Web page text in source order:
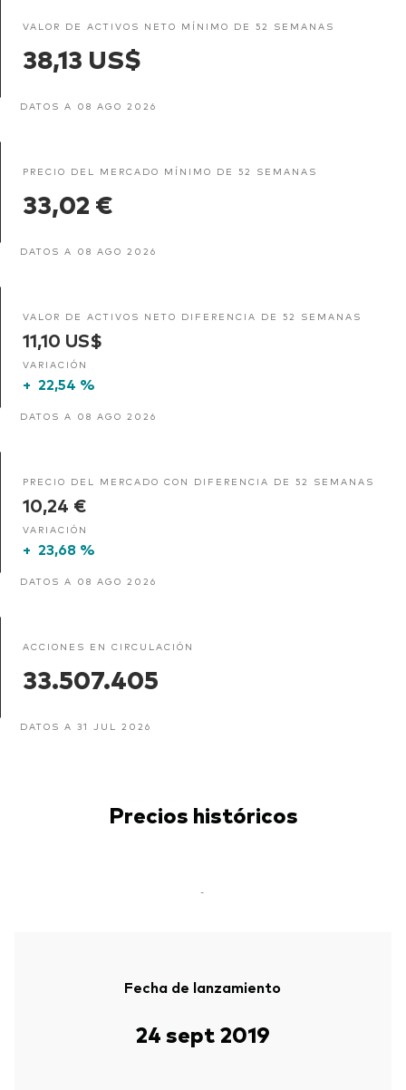
VALOR DE ACTIVOS NETO MÍNIMO DE 52 SEMANAS
38,13 US$
DATOS A 08 AGO 2026
PRECIO DEL MERCADO MÍNIMO DE 52 SEMANAS
33,02 €
DATOS A 08 AGO 2026
VALOR DE ACTIVOS NETO DIFERENCIA DE 52 SEMANAS
11,10 US$
VARIACIÓN
+ 22,54 %
DATOS A 08 AGO 2026
PRECIO DEL MERCADO CON DIFERENCIA DE 52 SEMANAS
10,24 €
VARIACIÓN
+ 23,68 %
DATOS A 08 AGO 2026
ACCIONES EN CIRCULACIÓN
33.507.405
DATOS A 31 JUL 2026
Precios históricos
-
Fecha de lanzamiento
24 sept 2019